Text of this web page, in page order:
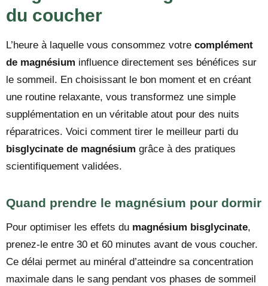
du coucher
L’heure à laquelle vous consommez votre complément
de magnésium influence directement ses bénéfices sur
le sommeil. En choisissant le bon moment et en créant
une routine relaxante, vous transformez une simple
supplémentation en un véritable atout pour des nuits
réparatrices. Voici comment tirer le meilleur parti du
bisglycinate de magnésium grâce à des pratiques
scientifiquement validées.
Quand prendre le magnésium pour dormir
Pour optimiser les effets du magnésium bisglycinate,
prenez-le entre 30 et 60 minutes avant de vous coucher.
Ce délai permet au minéral d’atteindre sa concentration
maximale dans le sang pendant vos phases de sommeil